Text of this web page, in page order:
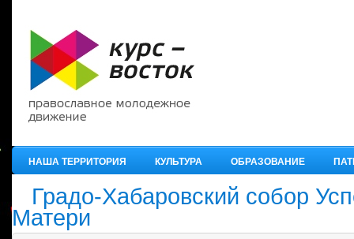
НАША ТЕРРИТОРИЯ КУЛЬТУРА ОБРАЗОВАНИЕ
Градо-Хабаровский собор
Матери